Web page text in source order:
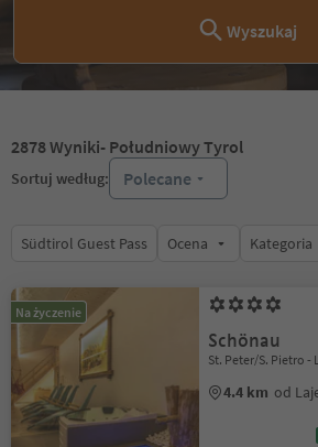
Wyszukaj
2878Wyniki- Południowy Tyrol
Sortuj według: Polecane
Südtirol Guest Pass Ocena Kategoria
Na życzenie
Schönau
St. Peter/S. Pietro
4.4 km od